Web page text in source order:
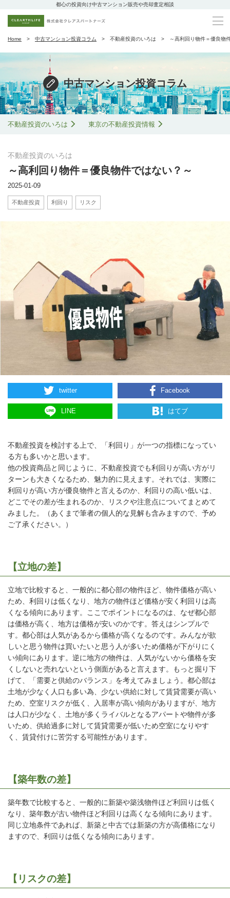
都心の投資向け中古マンション販売や売却査定相談
Home 中古マンション投資コラム 不動産投資のいろは ～高利回り物件＝優良物
中古マンション投資コラム
不動産投資のいろは 東京の不動産投資情報
～高利回り物件＝優良物件ではない？～
不動産投資のいろは
2025-01-09
不動産投資 利回り リスク
twitter Facebook
LINE はてブ
不動産投資を検討する上で、「利回り」が一つの指標になってい
る方も多いかと思います。
他の投資商品と同じように、不動産投資でも利回りが高い方がリ
ターンも大きくなるため、魅力的に見えます。それでは、実際に
利回りが高い方が優良物件と言えるのか、利回りの高い低いは、
どこでその差が生まれるのか、リスクや注意点についてまとめて
みました。（あくまで筆者の個人的な見解も含みますので、予め
ご了承ください。）
【立地の差】
立地で比較すると、一般的に都心部の物件ほど、物件価格が高い
ため、利回りは低くなり、地方の物件ほど価格が安く利回りは高
くなる傾向にあります。ここでポイントになるのは、なぜ都心部
は価格が高く、地方は価格が安いのかです。答えはシンプルで
す。都心部は人気があるから価格が高くなるのです。みんなが欲
しいと思う物件は買いたいと思う人が多いため価格が下がりにく
い傾向にあります。逆に地方の物件は、人気がないから価格を安
くしないと売れないという側面があると言えます。もっと掘り下
げて、「需要と供給のバランス」を考えてみましょう。都心部は
土地が少なく人口も多い為、少ない供給に対して賃貸需要が高い
ため、空室リスクが低く、入居率が高い傾向がありますが、地方
は人口が少なく、土地が多くライバルとなるアパートや物件が多
いため、供給過多に対して賃貸需要が低いため空室になりやす
く、賃貸付けに苦労する可能性があります。
【築年数の差】
築年数で比較すると、一般的に新築や築浅物件ほど利回りは低く
なり、築年数が古い物件ほど利回りは高くなる傾向にあります。
同じ立地条件であれば、新築と中古では新築の方が高価格になり
ますので、利回りは低くなる傾向にあります。
【リスクの差】